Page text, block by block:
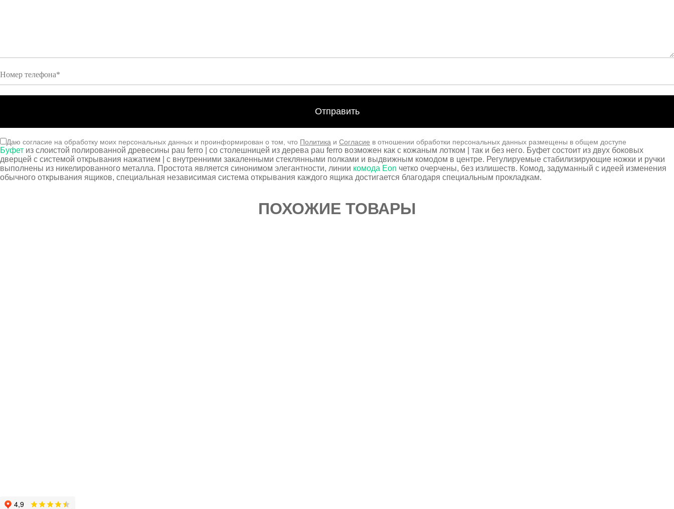
Даю согласие на обработку моих персональных данных и проинформирован о том, что Политика и Согласие в отношении обработки персональных данных размещены в общем доступе
Буфет из слоистой полированной древесины pau ferro | со столешницей из дерева pau ferro возможен как с кожаным лотком | так и без него. Буфет состоит из двух боковых
дверцей с системой открывания нажатием | с внутренними закаленными стеклянными полками и выдвижным комодом в центре. Регулируемые стабилизирующие ножки и ручки
выполнены из никелированного металла. Простота является синонимом элегантности, линии комода Eon четко очерчены, без излишеств. Комод, задуманный с идеей изменения
обычного открывания ящиков, специальная независимая система открывания каждого ящика достигается благодаря специальным прокладкам.
ПОХОЖИЕ ТОВАРЫ